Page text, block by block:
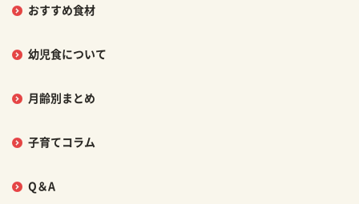
おすすめ食材
幼児食について
月齢別まとめ
子育てコラム
Q＆A